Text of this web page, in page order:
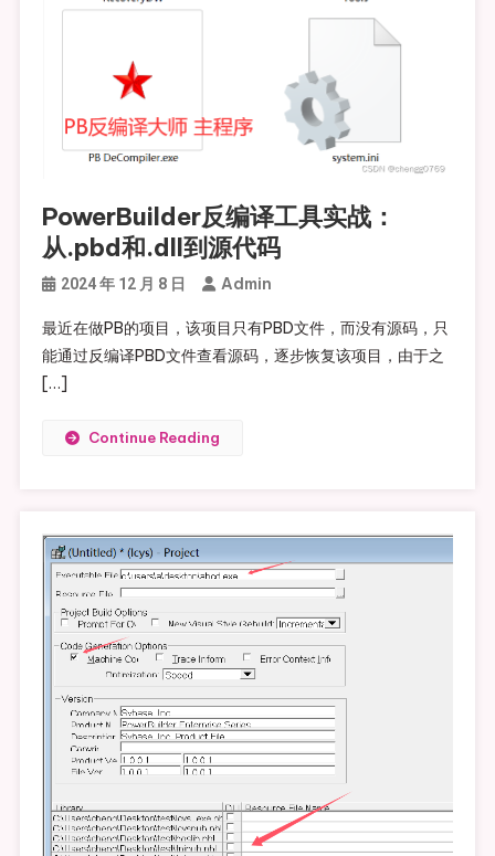
PowerBuilder反编译工具实战：
从.pbd和.dll到源代码
2024 年 12 月 8 日 Admin
最近在做PB的项目，该项目只有PBD文件，而没有源码，只
能通过反编译PBD文件查看源码，逐步恢复该项目，由于之
[…]
Continue Reading